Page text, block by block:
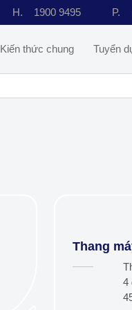
H. 1900 9495 P.
Kiến thức chung Tuyển
Thang
4